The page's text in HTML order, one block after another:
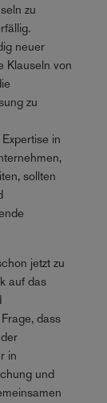
zu
neuer
Klauseln von
zu
in
sollten
jetzt zu
auf das
dass
in
und